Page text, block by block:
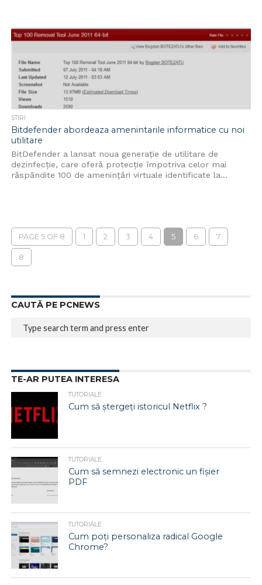
STIRI
Bitdefender abordeaza amenintarile informatice cu noi
utilitare
BitDefender a lansat noua generaţie de utilitare de
dezinfecţie, care oferă protecţie împotriva celor mai
răspândite 100 de ameninţări virtuale identificate la...
PAGE 5 OF 8 1 2 3 4 5 6 7
8
CAUTĂ PE PCNEWS
TE-AR PUTEA INTERESA
TUTORIALE
Cum să ștergeți istoricul Netflix ?
TUTORIALE
Cum să semnezi electronic un fișier
PDF
TUTORIALE
Cum poți personaliza radical Google
Chrome?